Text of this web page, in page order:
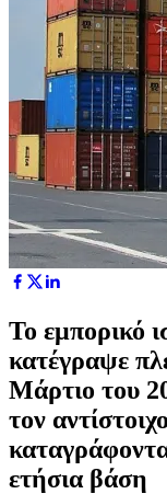
Το εμπορικό
κατέγραψε
Μάρτιο του
τον
ετήσια βάση